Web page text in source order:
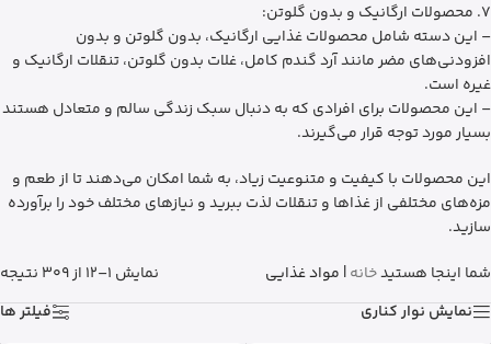
7. محصولات ارگانیک و بدون گلوتن:
– این دسته شامل محصولات غذایی ارگانیک، بدون گلوتن و بدون
افزودنی‌های مضر مانند آرد گندم کامل، غلات بدون گلوتن، تنقلات ارگانیک و
غیره است.
– این محصولات برای افرادی که به دنبال سبک زندگی سالم و متعادل هستند
بسیار مورد توجه قرار می‌گیرند.
این محصولات با کیفیت و متنوعیت زیاد، به شما امکان می‌دهند تا از طعم و
مزه‌های مختلفی از غذاها و تنقلات لذت ببرید و نیازهای مختلف خود را برآورده
سازید.
شما اینجا هستیدخانه| مواد غذایی
نمایش 1–12 از 309 نتیجه
نمایش نوار کناری
فیلتر ها